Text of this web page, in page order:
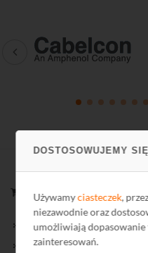
DOSTOSOWUJEMY
Używamyciasteczek,
niezawodnie oraz
umożliwiają
zainteresowań.
ZAKUPY
Nowości oferty
Oferty Specjalne